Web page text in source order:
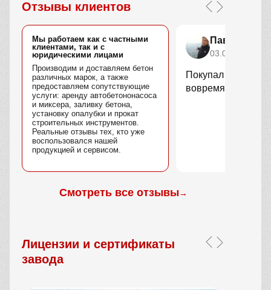
Отзывы клиентов
Мы работаем как с частными
клиентами, так и с
юридическими лицами
Производим и доставляем бетон
различных марок, а также
предоставляем сопутствующие
услуги: аренду автобетононасоса
и миксера, заливку бетона,
установку опалубки и прокат
строительных инструментов.
Реальные отзывы тех, кто уже
воспользовался нашей
продукцией и сервисом.
Павел
03.02.2026
Покупал кольца
вовремя,
Смотреть все отзывы→
Лицензии и сертификаты
завода